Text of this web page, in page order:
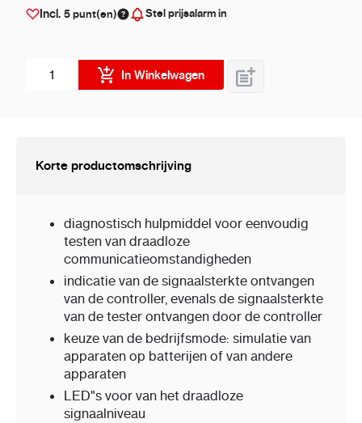
Incl. 5punt(en) Stel prijsalarm in
In Winkelwagen
Korte productomschrijving
diagnostisch hulpmiddel voor eenvoudig
testen van draadloze
communicatieomstandigheden
indicatie van de signaalsterkte ontvangen
van de controller, evenals de signaalsterkte
van de tester ontvangen door de controller
keuze van de bedrijfsmode: simulatie van
apparaten op batterijen of van andere
apparaten
LED"s voor van het draadloze
signaalniveau